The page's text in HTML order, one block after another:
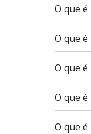
O que
O que
O que
O que
O que